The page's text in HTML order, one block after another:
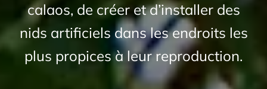
calaos, de créer et d’installer des
nids artificiels dans les endroits les
plus propices à leur reproduction.